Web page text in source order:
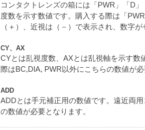
コンタクトレンズの箱には「PWR」「D
度数を示す数値です。購入する際は「
（＋）、近視は（－）で表示され、数字
CY、AX
CYとは乱視度数、AXとは乱視軸を示す数
際はBC,DIA, PWR以外にこちらの数値が必
ADD
ADDとは手元補正用の数値です。遠近両
の数値が必要となります。